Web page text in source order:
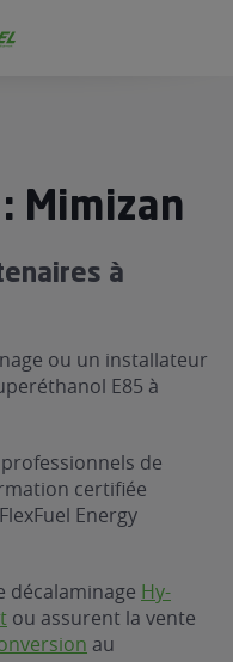
FlexFuel
Mimizan
à
ou un installateur
E85 à
de
certifiée
Energy
décalaminage Hy-
ou assurent la vente
au